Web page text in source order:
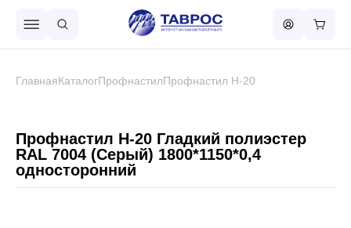
Металлочерепица
ГлавнаяКаталогПрофнастилПрофнастил Н-20
Профнастил Н-20 Гладкий полиэстер
RAL 7004 (Серый) 1800*1150*0,4
односторонний